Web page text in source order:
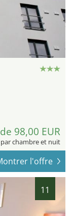
de 98,00 EUR
par chambre et nuit
l'offre
11